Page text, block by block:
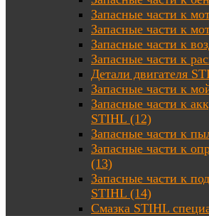
Запасные части к
Запасные части к
Запасные части к
Запасные части к
Детали двигателя
Запасные части к
Запасные части к
STIHL (12)
Запасные части к
Запасные части к
(13)
Запасные части к
STIHL (14)
Смазка STIHL